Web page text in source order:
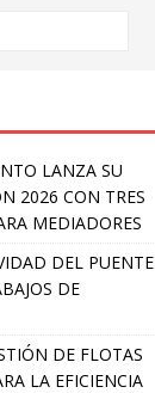
LANZA SU
2026 CON TRES
MEDIADORES
DEL PUENTE
DE
DE FLOTAS
LA EFICIENCIA